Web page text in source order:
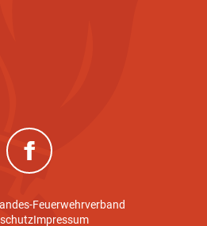
(neues Fenster)
Feuerwehrverband
Impressum